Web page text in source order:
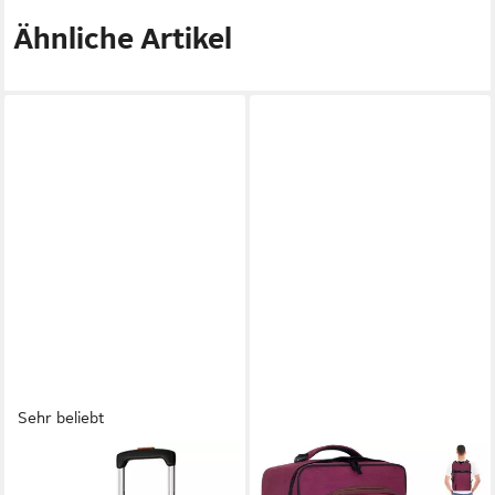
Ähnliche Artikel
Sehr beliebt
ELEPHANT
Reiserucksack Fly Travel